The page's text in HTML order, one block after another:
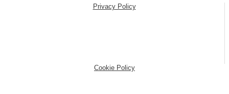
Privacy Policy
Cookie Policy